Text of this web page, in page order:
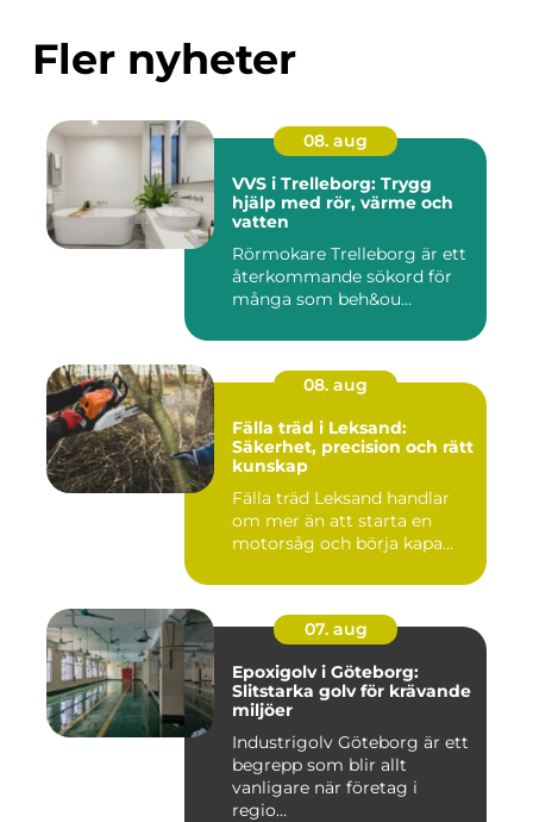
Fler nyheter
08. aug
VVS i Trelleborg: Trygg
hjälp med rör, värme och
vatten
Rörmokare Trelleborg är ett
återkommande sökord för
många som beh&ou...
08. aug
Fälla träd i Leksand:
Säkerhet, precision och rätt
kunskap
Fälla träd Leksand handlar
om mer än att starta en
motorsåg och börja kapa...
07. aug
Epoxigolv i Göteborg:
Slitstarka golv för krävande
miljöer
Industrigolv Göteborg är ett
begrepp som blir allt
vanligare när företag i
regio...